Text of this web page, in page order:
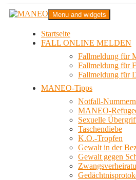
Zum
InhaltMANEO
Das schwule Anti-Gewalt-Projekt in
Menu and widgets
Startseite
FALL ONLINE MELDEN
Fallmeldung für
Fallmeldung für
Fallmeldung für
MANEO-Tipps
Notfall-Nummern
MANEO-
Sexuelle
Taschendiebe
K.O.-Tropfen
Gewalt in der
Gewalt gegen